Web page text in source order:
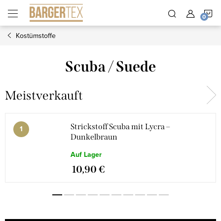
Inhalt
springen
Kostümstoffe
Scuba / Suede
Meistverkauft
Strickstoff Scuba mit Lycra –
Dunkelbraun
Auf Lager
10,90 €